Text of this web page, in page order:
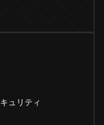
ュリティ